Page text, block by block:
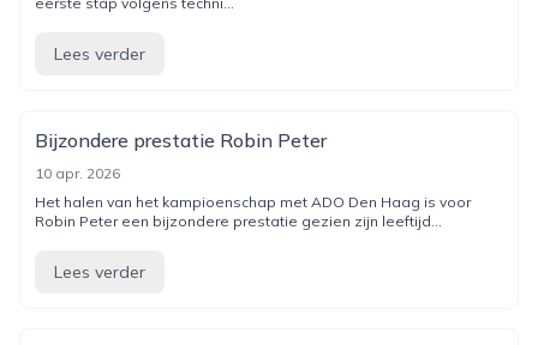
Lees verder
Bijzondere prestatie Robin Peter
10 apr. 2026
Het halen van het kampioenschap met ADO Den Haag is voor
Robin Peter een bijzondere prestatie gezien zijn leeftijd...
Lees verder